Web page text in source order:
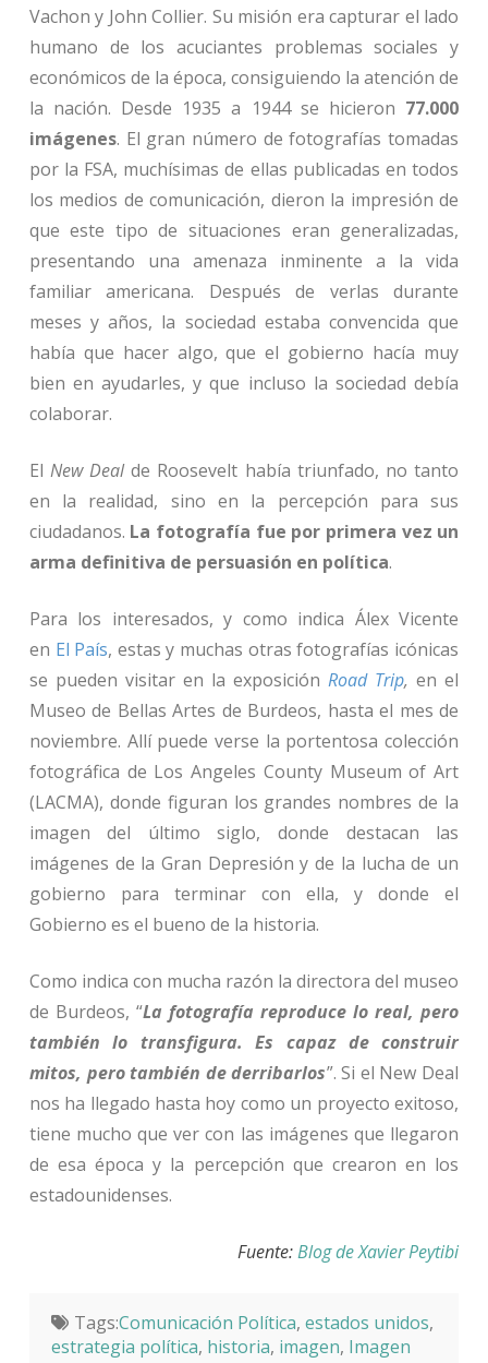
Vachon y John Collier. Su misión era capturar el lado
humano de los acuciantes problemas sociales y
económicos de la época, consiguiendo la atención de
la nación. Desde 1935 a 1944 se hicieron 77.000
imágenes. El gran número de fotografías tomadas
por la FSA, muchísimas de ellas publicadas en todos
los medios de comunicación, dieron la impresión de
que este tipo de situaciones eran generalizadas,
presentando una amenaza inminente a la vida
familiar americana. Después de verlas durante
meses y años, la sociedad estaba convencida que
había que hacer algo, que el gobierno hacía muy
bien en ayudarles, y que incluso la sociedad debía
colaborar.
ElNew Dealde Roosevelt había triunfado, no tanto
en la realidad, sino en la percepción para sus
ciudadanos. La fotografía fue por primera vez un
arma definitiva de persuasión en política.
Para los interesados, y como indica Álex Vicente
en El País, estas y muchas otras fotografías icónicas
se pueden visitar en la exposiciónRoad Trip, en el
Museo de Bellas Artes de Burdeos, hasta el mes de
noviembre. Allí puede verse la portentosa colección
fotográfica de Los Angeles County Museum of Art
(LACMA), donde figuran los grandes nombres de la
imagen del último siglo, donde destacan las
imágenes de la Gran Depresión y de la lucha de un
gobierno para terminar con ella, y donde el
Gobierno es el bueno de la historia.
Como indica con mucha razón la directora del museo
de Burdeos, “La fotografía reproduce lo real, pero
también lo transfigura. Es capaz de construir
mitos, pero también de derribarlos”. Si el New Deal
nos ha llegado hasta hoy como un proyecto exitoso,
tiene mucho que ver con las imágenes que llegaron
de esa época y la percepción que crearon en los
estadounidenses.
Fuente:Blog de Xavier Peytibi
Tags:Comunicación Política, estados unidos,
estrategia política, historia, imagen, Imagen